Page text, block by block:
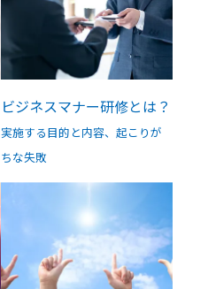
ビジネスマナー研修とは？
実施する目的と内容、起こりが
ちな失敗